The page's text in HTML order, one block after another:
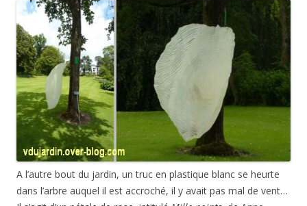
A l’autre bout du jardin, un truc en plastique blanc se heurte
dans l’arbre auquel il est accroché, il y avait pas mal de vent…